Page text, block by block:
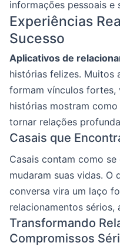
informações pessoais e
Experiências
Sucesso
Aplicativos de
histórias felizes. Muitos
formam vínculos fortes,
histórias mostram
tornar relações
Casais que
Casais contam como
mudaram suas vidas. O
conversa vira um laço
relacionamentos sérios,
Transformando
Compromissos